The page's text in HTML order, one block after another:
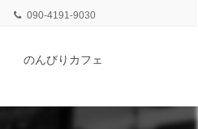
090-4191-9030
のんびりカフェ